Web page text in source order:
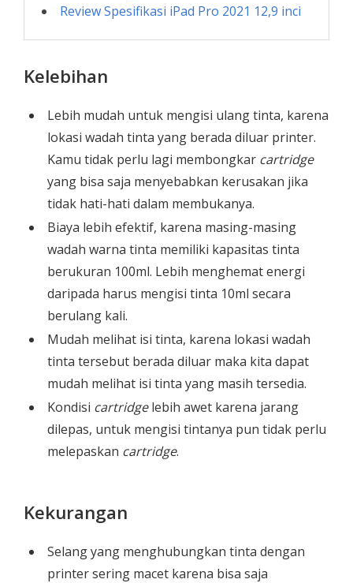
Review Spesifikasi iPad Pro 2021 12,9 inci
Kelebihan
Lebih mudah untuk mengisi ulang tinta, karena
lokasi wadah tinta yang berada diluar printer.
Kamu tidak perlu lagi membongkar cartridge
yang bisa saja menyebabkan kerusakan jika
tidak hati-hati dalam membukanya.
Biaya lebih efektif, karena masing-masing
wadah warna tinta memiliki kapasitas tinta
berukuran 100ml. Lebih menghemat energi
daripada harus mengisi tinta 10ml secara
berulang kali.
Mudah melihat isi tinta, karena lokasi wadah
tinta tersebut berada diluar maka kita dapat
mudah melihat isi tinta yang masih tersedia.
Kondisi cartridgelebih awet karena jarang
dilepas, untuk mengisi tintanya pun tidak perlu
melepaskan cartridge.
Kekurangan
Selang yang menghubungkan tinta dengan
printer sering macet karena bisa saja